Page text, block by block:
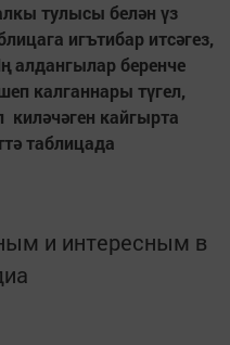
тулысы белән үз
игътибар итсәгез,
алдангылар беренче
калганнары түгел,
кайгырта
таблицада
и интересным в